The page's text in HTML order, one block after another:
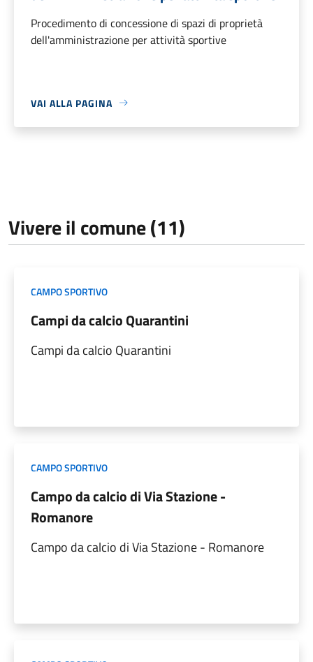
Procedimento di concessione di spazi di proprietà
dell'amministrazione per attività sportive
VAI ALLA PAGINA
Vivere il comune (11)
CAMPO SPORTIVO
Campi da calcio Quarantini
Campi da calcio Quarantini
CAMPO SPORTIVO
Campo da calcio di Via Stazione -
Romanore
Campo da calcio di Via Stazione - Romanore